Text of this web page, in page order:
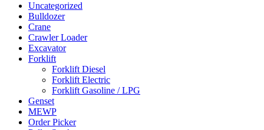
Uncategorized
Bulldozer
Crane
Crawler Loader
Excavator
Forklift
Forklift Diesel
Forklift Electric
Forklift Gasoline / LPG
Genset
MEWP
Order Picker